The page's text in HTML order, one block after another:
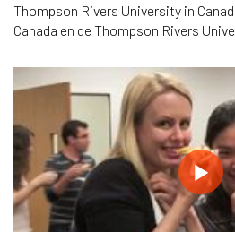
Thompson Rivers University in
Canada en de Thompson Rivers